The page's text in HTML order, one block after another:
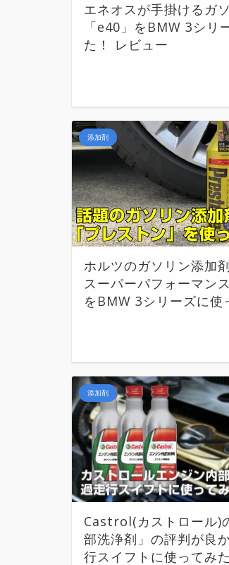
エネオスが手掛けるガ
「e40」をBMW 3シリ
た！ レビュー
添加剤
ホルツのガソリン添加
スーパーパフォーマン
をBMW 3シリーズに使
添加剤
Castrol(カストロール)
部洗浄剤」の評判が良
行スイフトに使ってみ